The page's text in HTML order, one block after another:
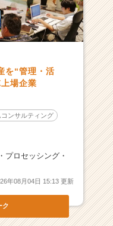
ク
を“管理・活
場企業
コンサルティング
プロセッシング・
年08月04日 15:13 更新